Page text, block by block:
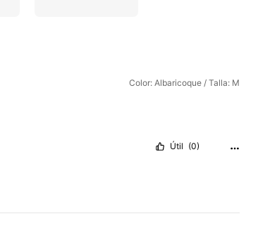
Color: Albaricoque / Talla: M
Útil (0)